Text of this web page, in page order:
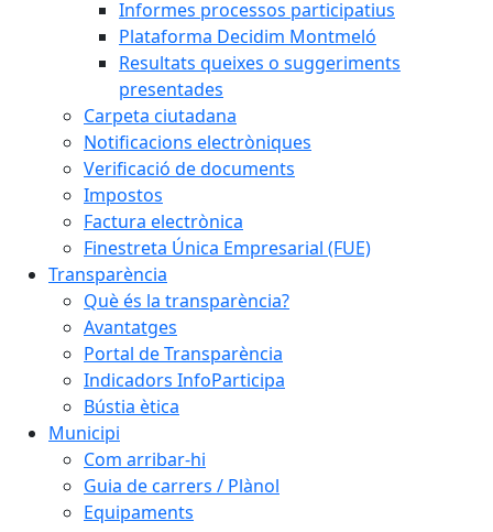
Informes processos participatius
Plataforma Decidim Montmeló
Resultats queixes o suggeriments
presentades
Carpeta ciutadana
Notificacions electròniques
Verificació de documents
Impostos
Factura electrònica
Finestreta Única Empresarial (FUE)
Transparència
Què és la transparència?
Avantatges
Portal de Transparència
Indicadors InfoParticipa
Bústia ètica
Municipi
Com arribar-hi
Guia de carrers / Plànol
Equipaments